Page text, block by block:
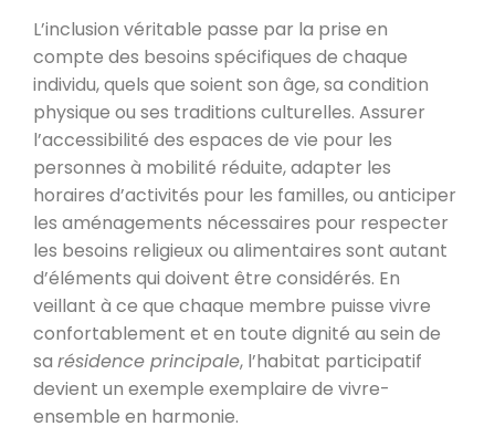
L’inclusion véritable passe par la prise en
compte des besoins spécifiques de chaque
individu, quels que soient son âge, sa condition
physique ou ses traditions culturelles. Assurer
l’accessibilité des espaces de vie pour les
personnes à mobilité réduite, adapter les
horaires d’activités pour les familles, ou anticiper
les aménagements nécessaires pour respecter
les besoins religieux ou alimentaires sont autant
d’éléments qui doivent être considérés. En
veillant à ce que chaque membre puisse vivre
confortablement et en toute dignité au sein de
sa résidence principale, l’habitat participatif
devient un exemple exemplaire de vivre-
ensemble en harmonie.